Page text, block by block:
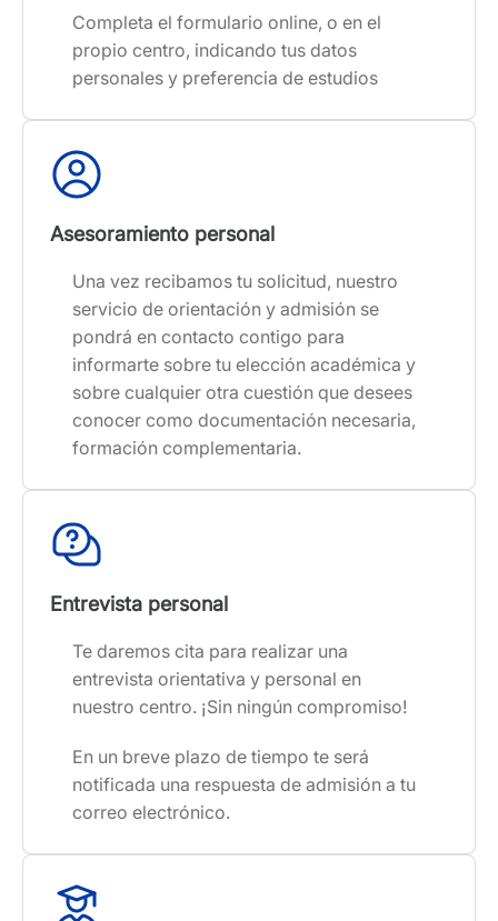
Completa el formulario online, o en el
propio centro, indicando tus datos
personales y preferencia de estudios
Asesoramiento personal
Una vez recibamos tu solicitud, nuestro
servicio de orientación y admisión se
pondrá en contacto contigo para
informarte sobre tu elección académica y
sobre cualquier otra cuestión que desees
conocer como documentación necesaria,
formación complementaria.
Entrevista personal
Te daremos cita para realizar una
entrevista orientativa y personal en
nuestro centro. ¡Sin ningún compromiso!
En un breve plazo de tiempo te será
notificada una respuesta de admisión a tu
correo electrónico.